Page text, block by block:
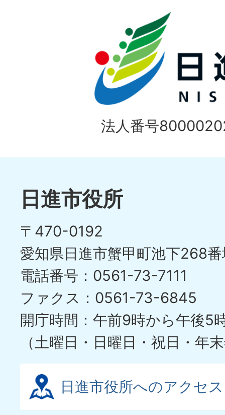
法人番号
日進市役所
〒470-0192
愛知県日進市蟹甲町池下268
電話番号：0561-73-7111
ファクス：0561-73-6845
開庁時間：午前9時から午後5
（土曜日・日曜日・祝日・年
日進市役所へのアクセス